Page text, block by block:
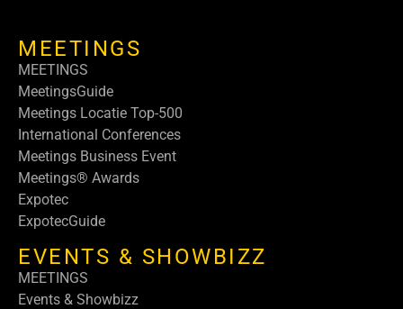
MEETINGS
MEETINGS
MeetingsGuide
Meetings Locatie Top-500
International Conferences
Meetings Business Event
Meetings® Awards
Expotec
ExpotecGuide
EVENTS & SHOWBIZZ
MEETINGS
Events & Showbizz